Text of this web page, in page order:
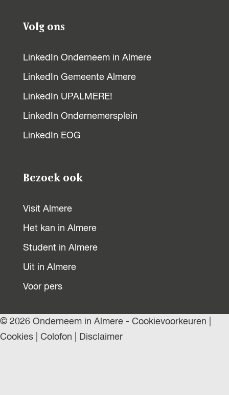
Volg ons
LinkedIn Onderneem in Almere
LinkedIn Gemeente Almere
LinkedIn UPALMERE!
LinkedIn Ondernemersplein
LinkedIn EOG
Bezoek ook
Visit Almere
Het kan in Almere
Student in Almere
Uit in Almere
Voor pers
© 2026 Onderneem in Almere - Cookievoorkeuren
Cookies
Colofon Disclaimer